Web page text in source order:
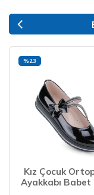
Kız Çocuk Ortopedik
Ayakkabı Babet
%23